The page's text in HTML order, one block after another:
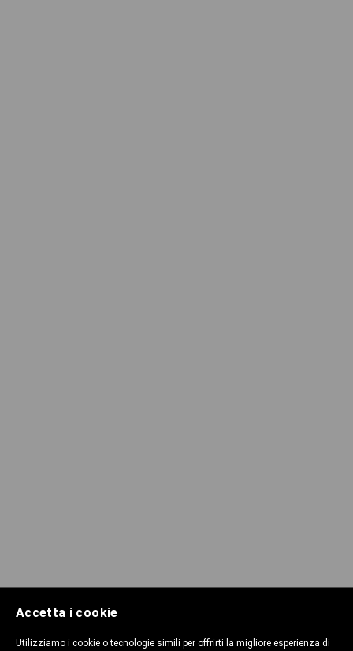
Accetta i cookie
Utilizziamo i cookie o tecnologie simili per offrirti la migliore esperienza di